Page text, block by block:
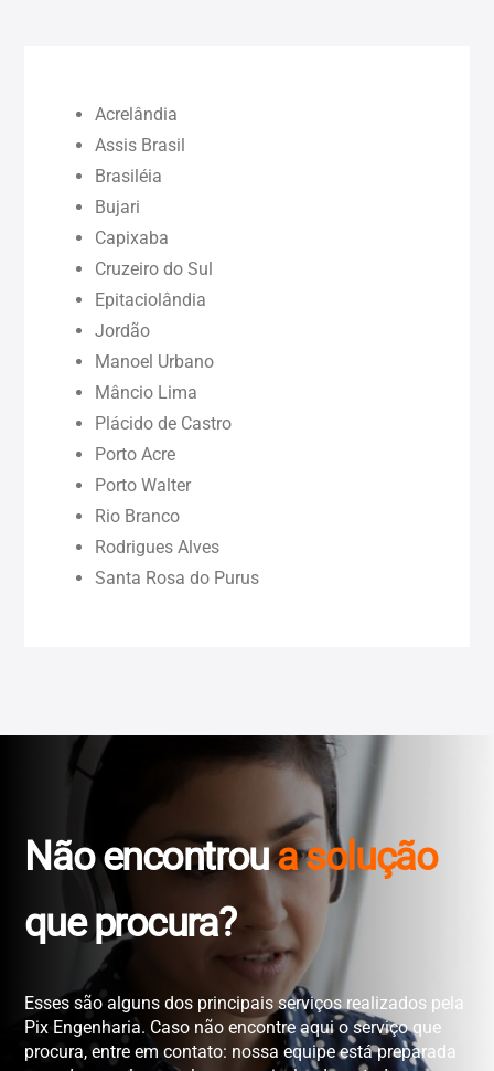
Paraíba (PB)
Piauí (PI)
Rondônia (RO)
Roraima (RR)
Acrelândia
Assis Brasil
Brasiléia
Bujari
Capixaba
Cruzeiro do Sul
Epitaciolândia
Jordão
Manoel Urbano
Mâncio Lima
Plácido de Castro
Porto Acre
Porto Walter
Rio Branco
Rodrigues Alves
Santa Rosa do Purus
Não encontroua solução
que procura?
Esses são alguns dos principais serviços realizados pela
Pix Engenharia. Caso não encontre aqui o serviço que
procura, entre em contato: nossa equipe está preparada